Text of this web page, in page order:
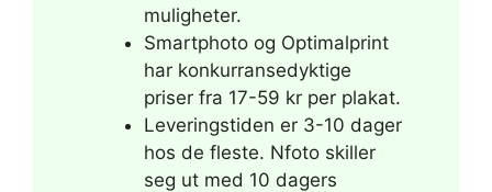
muligheter.
Smartphoto og Optimalprint
har konkurransedyktige
priser fra 17-59 kr per plakat.
Leveringstiden er 3-10 dager
hos de fleste. Nfoto skiller
seg ut med 10 dagers